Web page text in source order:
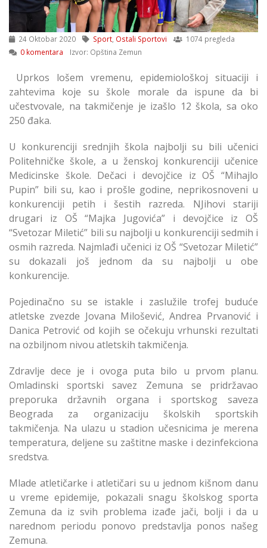
24 Oktobar 2020 Sport Ostali Sportovi
1074 pregleda
0 komentara
Izvor: Opština Zemun
Uprkos lošem vremenu, epidemiološkoj situaciji i
zahtevima koje su škole morale da ispune da bi
učestvovale, na takmičenje je izašlo 12 škola, sa oko
250 đaka.
U konkurenciji srednjih škola najbolji su bili učenici
Politehničke škole, a u ženskoj konkurenciji učenice
Medicinske škole. Dečaci i devojčice iz OŠ “Mihajlo
Pupin” bili su, kao i prošle godine, neprikosnoveni u
konkurenciji petih i šestih razreda. NJihovi stariji
drugari iz OŠ “Majka Jugovića” i devojčice iz OŠ
“Svetozar Miletić” bili su najbolji u konkurenciji sedmih i
osmih razreda. Najmlađi učenici iz OŠ “Svetozar Miletić”
su dokazali još jednom da su najbolji u obe
konkurencije.
Pojedinačno su se istakle i zaslužile trofej buduće
atletske zvezde Jovana Milošević, Andrea Prvanović i
Danica Petrović od kojih se očekuju vrhunski rezultati
na ozbiljnom nivou atletskih takmičenja.
Zdravlje dece je i ovoga puta bilo u prvom planu.
Omladinski sportski savez Zemuna se pridržavao
preporuka državnih organa i sportskog saveza
Beograda za organizaciju školskih sportskih
takmičenja. Na ulazu u stadion učesnicima je merena
temperatura, deljene su zaštitne maske i dezinfekciona
sredstva.
Mlade atletičarke i atletičari su u jednom kišnom danu
u vreme epidemije, pokazali snagu školskog sporta
Zemuna da iz svih problema izađe jači, bolji i da u
narednom periodu ponovo predstavlja ponos našeg
Zemuna.